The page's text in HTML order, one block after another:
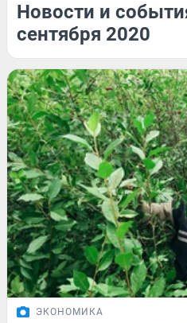
Новости и
сентября 2020
ЭКОНОМИКА